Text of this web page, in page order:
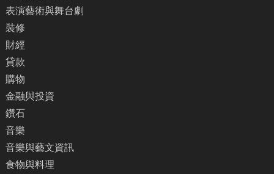
表演藝術與舞台劇
裝修
財經
貸款
購物
金融與投資
鑽石
音樂
音樂與藝文資訊
食物與料理